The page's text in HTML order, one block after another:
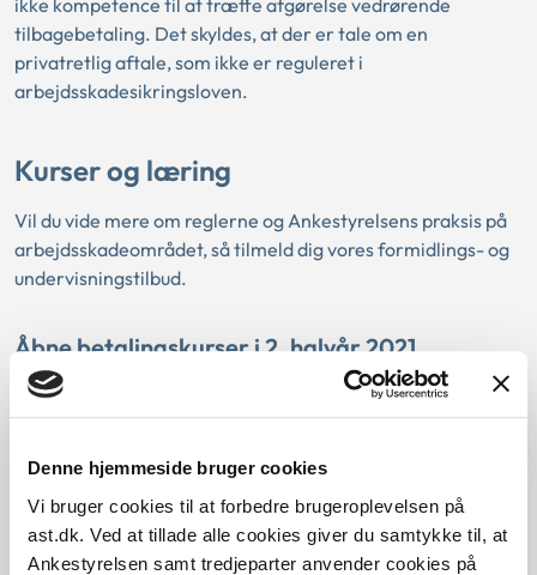
Denne hjemmeside bruger cookies
Vi bruger cookies til at forbedre brugeroplevelsen på
ast.dk. Ved at tillade alle cookies giver du samtykke til, at
Ankestyrelsen samt tredjeparter anvender cookies på
tilbagebetaling. Det skyldes, at der er tale om en
privatretlig aftale, som ikke er reguleret i
arbejdsskadesikringsloven.
Kurser og læring
Vil du vide mere om reglerne og Ankestyrelsens praksis på
arbejdsskadeområdet, så tilmeld dig vores formidlings- og
undervisningstilbud.
Åbne betalingskurser i 2. halvår 2021
Vi glæder os til efter sommerferien, når vi igen kan mødes
fysisk med vores kursister på Scandic i København og
Skræddersyede kurser og længerevarende
læringsforløb